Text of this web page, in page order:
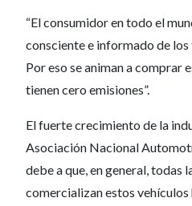
“El consumidor en todo el
consciente e informado de
Por eso se animan a comprar
tienen cero emisiones”.
El fuerte crecimiento de la
Asociación Nacional
debe a que, en general, todas
comercializan estos